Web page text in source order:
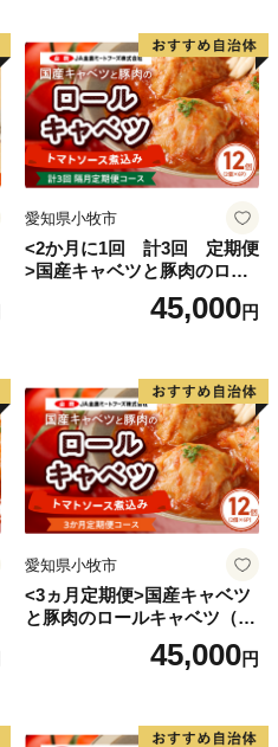
愛知県小牧市
<2か月に1回 計3回 定期便
>国産キャベツと豚肉のロー
ルキャベツ（6P入り）
45,000円
愛知県小牧市
<3ヵ月定期便>国産キャベツ
と豚肉のロールキャベツ（6P
45,000円